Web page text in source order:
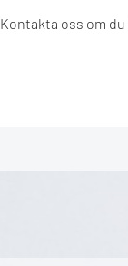
Kontakta oss om